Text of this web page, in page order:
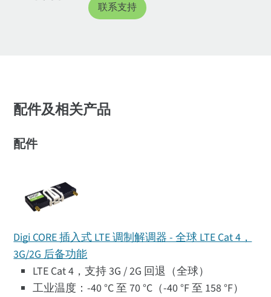
联系支持
配件及相关产品
配件
Digi CORE 插入式 LTE 调制解调器 - 全球 LTE Cat 4，
3G/2G 后备功能
LTE Cat 4，支持 3G / 2G 回退（全球）
工业温度：-40 °C 至 70 °C（-40 °F 至 158 °F）